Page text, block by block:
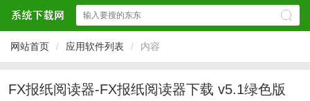
网站首页 / 应用软件列表 / 内容
FX报纸阅读器-FX报纸阅读器下载 v5.1绿色版